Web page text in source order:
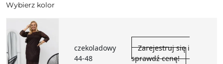
Wybierz kolor
czekoladowy
44-48
Zarejestruj się i
sprawdź cenę!